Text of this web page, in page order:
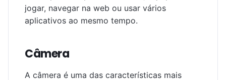
jogar, navegar na web ou usar vários
aplicativos ao mesmo tempo.
Câmera
A câmera é uma das características mais